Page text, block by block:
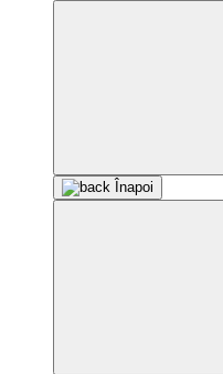
Înapoi